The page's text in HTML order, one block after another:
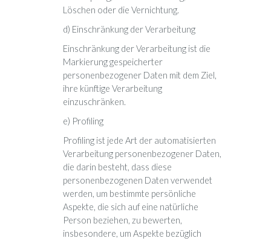
Löschen oder die Vernichtung.
d) Einschränkung der Verarbeitung
Einschränkung der Verarbeitung ist die
Markierung gespeicherter
personenbezogener Daten mit dem Ziel,
ihre künftige Verarbeitung
einzuschränken.
e) Profiling
Profiling ist jede Art der automatisierten
Verarbeitung personenbezogener Daten,
die darin besteht, dass diese
personenbezogenen Daten verwendet
werden, um bestimmte persönliche
Aspekte, die sich auf eine natürliche
Person beziehen, zu bewerten,
insbesondere, um Aspekte bezüglich